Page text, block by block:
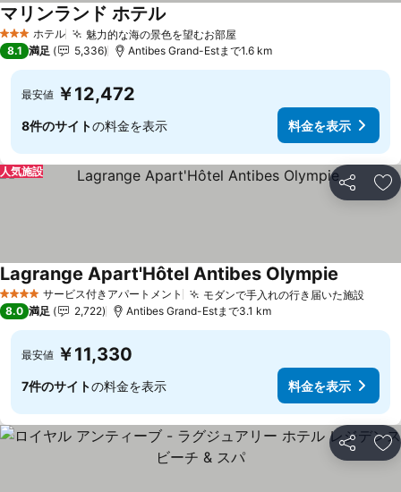
3 ホテルのランク
ホテル 魅力的な海の景色を望むお部屋
マリンランド ホテル
8.1 満足 5,336 Antibes Grand-Estまで1.6 km
最安値 ￥12,472
8件のサイトの料金を表示 料金を表示
シェア お
人気施設
4 ホテルのランクサービス付きアパートメント モダンで手入れの行き届いた施設
Lagrange Apart'Hôtel Antibes Olympie
8.0 満足 2,722 Antibes Grand-Estまで3.1 km
最安値 ￥11,330
7件のサイトの料金を表示 料金を表示
シェア お